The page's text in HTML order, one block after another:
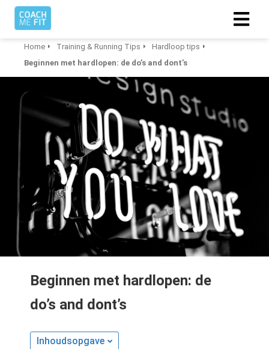
Home Training & Running Tips
Hardloop tips
Beginnen met hardlopen: de do’s and dont’s
Beginnen met hardlopen: de
do’s and dont’s
Inhoudsopgave
om
te
Ze
gebruikt